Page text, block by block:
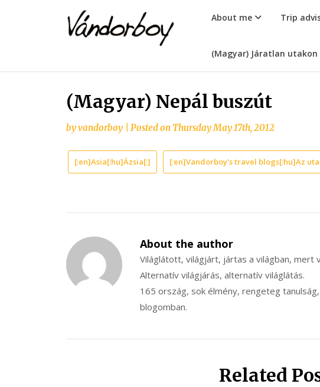
vandorboy
About me Trip
(Magyar) Járatlan
(Magyar) Nepál buszút
byvandorboy Posted onThursday May 17th, 2012
[:en]Asia[:hu]Ázsia[:] [:en]Vandorboy's travel blogs[:hu]Az
About the author
Világlátott, világjárt, jártas a világban, mert
Alternatív világjárás, alternatív világlátás.
165 ország, sok élmény, rengeteg
blogomban.
Related